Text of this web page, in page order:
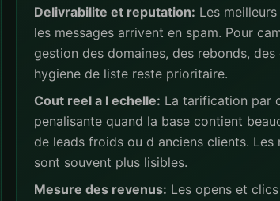
Delivrabilite et reputation: Les
les messages arrivent en spam. Pour
gestion des domaines, des rebonds,
hygiene de liste reste prioritaire.
Cout reel a l echelle: La tarification par
penalisante quand la base contient
de leads froids ou d anciens clients. Les
sont souvent plus lisibles.
Mesure des revenus: Les opens et